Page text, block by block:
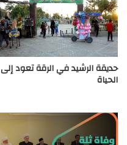
حديقة الرشيد في الرقة تعود إلى
الحياة